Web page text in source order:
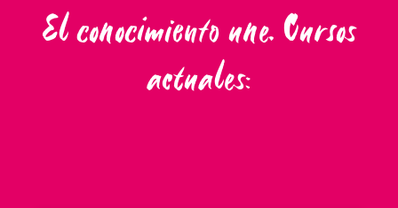
El conocimiento une. Cursos
actuales: